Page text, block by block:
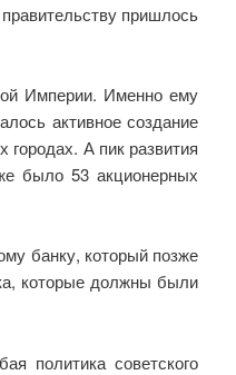
пришлось
Империи. Именно ему
активное создание
А пик развития
было 53 акционерных
банку, который позже
которые должны были
политика советского